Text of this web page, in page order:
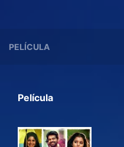
PELÍCULA
Película